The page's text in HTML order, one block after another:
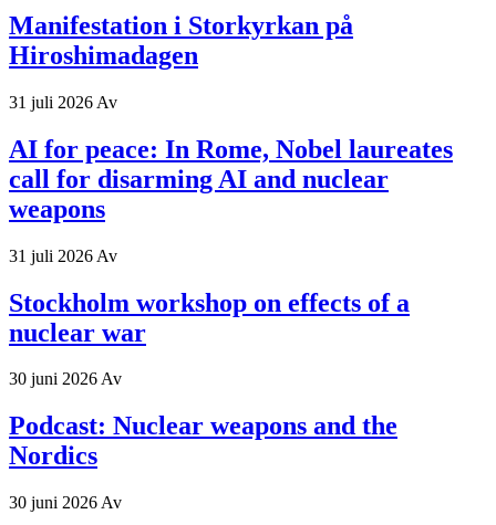
Manifestation i Storkyrkan på
Hiroshimadagen
31 juli 2026 Av
AI for peace: In Rome, Nobel laureates
call for disarming AI and nuclear
weapons
31 juli 2026 Av
Stockholm workshop on effects of a
nuclear war
30 juni 2026Av
Podcast: Nuclear weapons and the
Nordics
30 juni 2026 Av